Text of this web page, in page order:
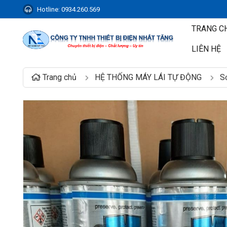
Hotline: 0934.260.569
TRANG
LIÊN HỆ
Trang chủ HỆ THỐNG MÁY LÁI TỰ ĐỘNG